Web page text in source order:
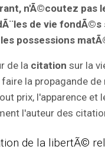
n'Ã©coutez pas
de vie
possessions
de la citation sur la
la propagande
prix, l'apparence
l'auteur des
de la libertÃ©